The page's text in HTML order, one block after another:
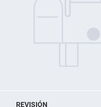
REVISIÓN